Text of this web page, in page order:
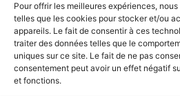
Pour offrir les meilleures expériences,
telles que les cookies pour stocker et/ou
appareils. Le fait de consentir à ces
traiter des données telles que le
uniques sur ce site. Le fait de ne pas
consentement peut avoir un effet négatif
et fonctions.
Suivez